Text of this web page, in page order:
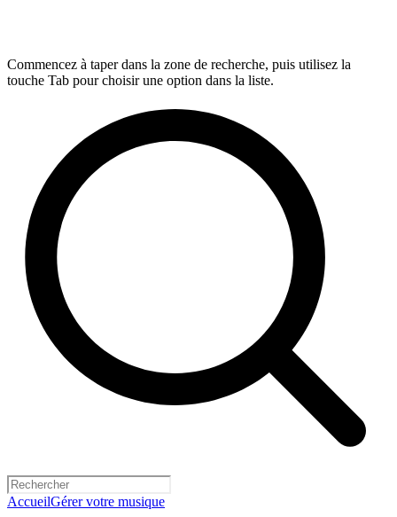
Commencez à taper dans la zone de recherche, puis utilisez la
touche Tab pour choisir une option dans la liste.
AccueilGérer votre musique